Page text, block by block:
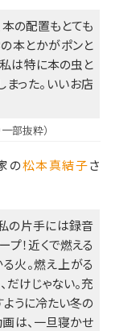
本の配置もとても
本とかがポンと
私は特に本の虫と
った。いいお店
部抜粋）
の松本真結子さ
の片手には録音
プ！近くで燃える
火。燃え上がる
だけじゃない。充
ように冷たい冬の
画は、一旦寝かせ